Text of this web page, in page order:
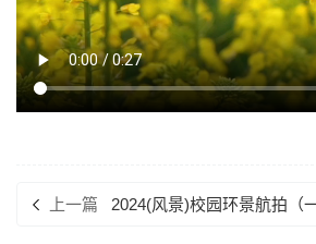
上一篇 2024(风景)校园环景航拍（一